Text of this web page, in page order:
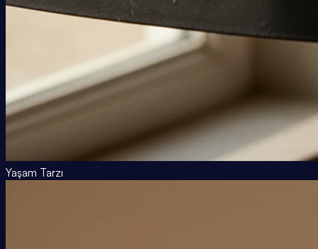
Yaşam Tarzı